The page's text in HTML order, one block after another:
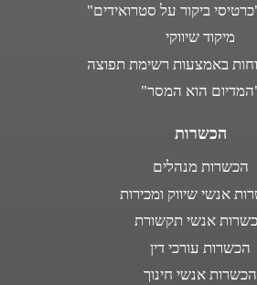
ביקור על סטרואידים"
מיקוד שיווקי
באמצעות רשימת תפוצה
הוא המסר"
הכשרות
הכשרות מנהלים
אנשי שיווק ומכירות
אנשי תקשורת
הכשרות עורכי דין
הכשרות אנשי חינוך